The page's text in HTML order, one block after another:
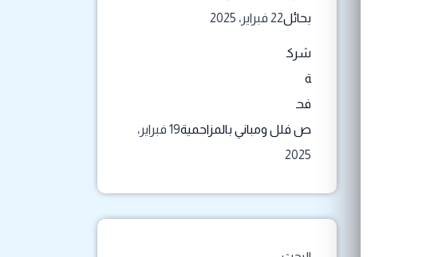
بحائل22 فبراير، 2025
شرك
ة
فح
ص فلل ومباني بالمزاحمية
19 فبراير،
2025